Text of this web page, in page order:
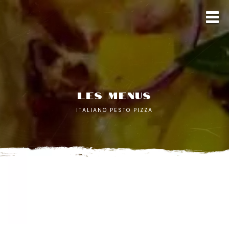
LES MENUS
ITALIANO PESTO PIZZA